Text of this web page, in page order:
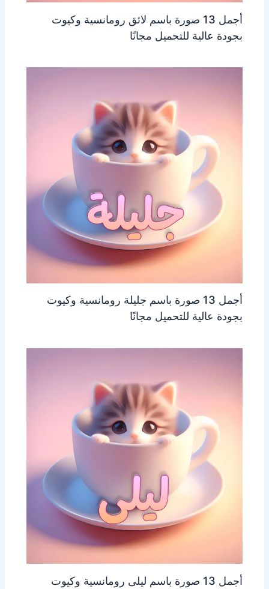
أجمل 13 صورة باسم لائق رومانسية وكيوت
بجودة عالية للتحميل مجانًا
أجمل 13 صورة باسم جليلة رومانسية وكيوت
بجودة عالية للتحميل مجانًا
أجمل 13 صورة باسم ليلى رومانسية وكيوت